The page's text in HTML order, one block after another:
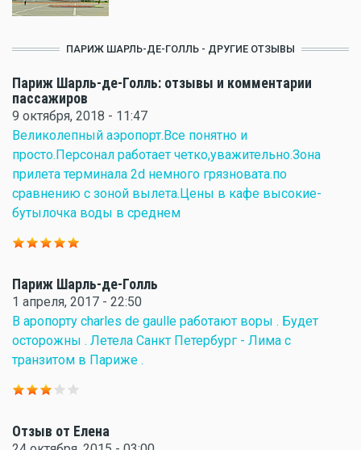
ПАРИЖ ШАРЛЬ-ДЕ-ГОЛЛЬ - ДРУГИЕ ОТЗЫВЫ
Париж Шарль-де-Голль: отзывы и комментарии
пассажиров
9 октября, 2018 - 11:47
Великолепный аэропорт.Все понятно и
просто.Персонал работает четко,уважительно.Зона
прилета терминала 2d немного грязновата.по
сравнению с зоной вылета.Цены в кафе высокие-
бутылочка воды в среднем
Париж Шарль-де-Голль
1 апреля, 2017 - 22:50
В аропорту charles de gaulle работают воры . Будет
осторожны . Летела Санкт Петербург - Лима с
транзитом в Париже .
Отзыв от Елена